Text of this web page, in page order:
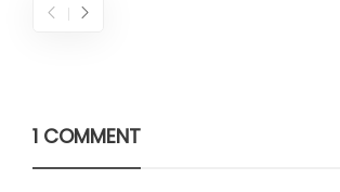
1 COMMENT